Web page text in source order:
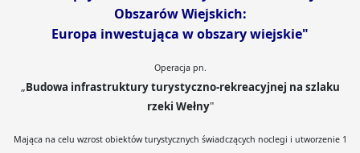
Obszarów Wiejskich:
Europa inwestująca w obszary wiejskie"
Operacja pn.
„Budowa infrastruktury turystyczno-rekreacyjnej na szlaku
rzeki Wełny"
Mająca na celu wzrost obiektów turystycznych świadczących noclegi i utworzenie 1